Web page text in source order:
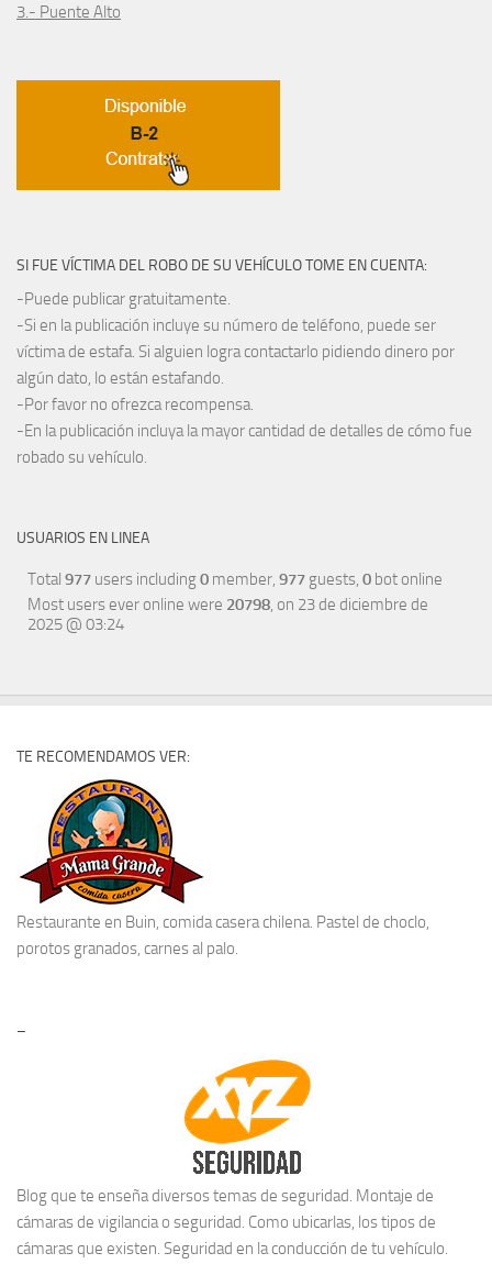
3.- Puente Alto
SI FUE VÍCTIMA DEL ROBO DE SU VEHÍCULO TOME EN CUENTA:
-Puede publicar gratuitamente.
-Si en la publicación incluye su número de teléfono, puede ser
víctima de estafa. Si alguien logra contactarlo pidiendo dinero por
algún dato, lo están estafando.
-Por favor no ofrezca recompensa.
-En la publicación incluya la mayor cantidad de detalles de cómo fue
robado su vehículo.
USUARIOS EN LINEA
Total 977 users including0 member, 977 guests, 0 bot online
Most users ever online were 20798, on 23 de diciembre de
2025 @ 03:24
TE RECOMENDAMOS VER:
Restaurante en Buin, comida casera chilena. Pastel de choclo,
porotos granados, carnes al palo.
–
Blog que te enseña diversos temas de seguridad. Montaje de
cámaras de vigilancia o seguridad. Como ubicarlas, los tipos de
cámaras que existen. Seguridad en la conducción de tu vehículo.